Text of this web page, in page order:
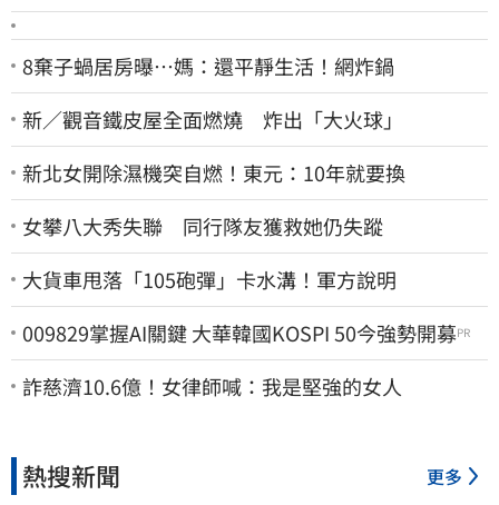
8棄子蝸居房曝⋯媽：還平靜生活！網炸鍋
新／觀音鐵皮屋全面燃燒 炸出「大火球」
新北女開除濕機突自燃！東元：10年就要換
女攀八大秀失聯 同行隊友獲救她仍失蹤
大貨車甩落「105砲彈」卡水溝！軍方說明
009829掌握AI關鍵 大華韓國KOSPI 50今強勢開募PR
詐慈濟10.6億！女律師喊：我是堅強的女人
熱搜新聞 更多